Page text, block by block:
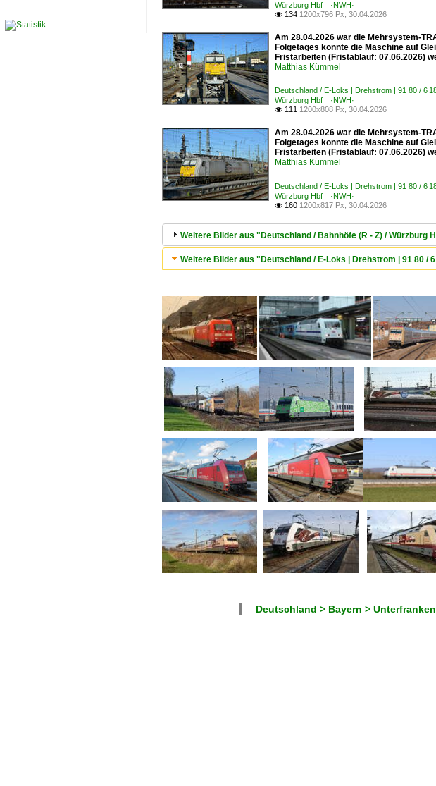
Würzburg Hbf ·NWH·
 134 1200x796 Px, 30.04.2026
Am 28.04.2026 war die Mehrsystem-
Folgetages konnte die Maschine auf
Fristarbeiten (Fristablauf: 07.06.2026)
Matthias Kümmel
Deutschland / E-Loks | Drehstrom | 91 80 / 6
Würzburg Hbf ·NWH·
 111 1200x808 Px, 30.04.2026
Am 28.04.2026 war die Mehrsystem-
Folgetages konnte die Maschine auf
Fristarbeiten (Fristablauf: 07.06.2026)
Matthias Kümmel
Deutschland / E-Loks | Drehstrom | 91 80 / 6
Würzburg Hbf ·NWH·
 160 1200x817 Px, 30.04.2026
Weitere Bilder aus "Deutschland / Bahnhöfe (R - Z) / Würzburg
Weitere Bilder aus "Deutschland / E-Loks | Drehstrom | 91 80
Deutschland > Bayern >